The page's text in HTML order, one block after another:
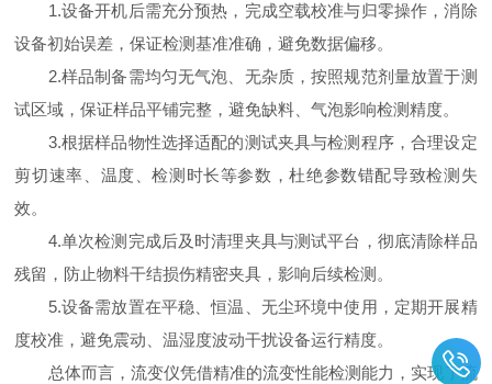
1.设备开机后需充分预热，完成空载校准与归零操作，消除
设备初始误差，保证检测基准准确，避免数据偏移。
2.样品制备需均匀无气泡、无杂质，按照规范剂量放置于测
试区域，保证样品平铺完整，避免缺料、气泡影响检测精度。
3.根据样品物性选择适配的测试夹具与检测程序，合理设定
剪切速率、温度、检测时长等参数，杜绝参数错配导致检测失
效。
4.单次检测完成后及时清理夹具与测试平台，彻底清除样品
残留，防止物料干结损伤精密夹具，影响后续检测。
5.设备需放置在平稳、恒温、无尘环境中使用，定期开展精
度校准，避免震动、温湿度波动干扰设备运行精度。
总体而言，流变仪凭借精准的流变性能检测能力，实现了流